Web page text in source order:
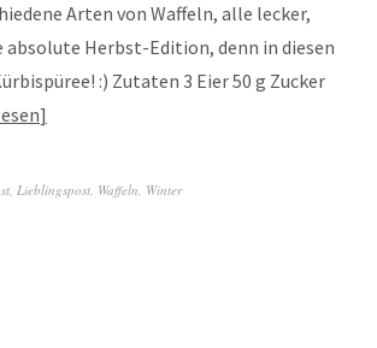
Arten von Waffeln, alle lecker,
absolute Herbst-Edition, denn in diesen
:) Zutaten 3 Eier 50 g Zucker
, Lieblingspost, Waffeln, Winter